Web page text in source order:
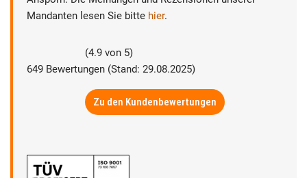
Mandanten lesen Sie bitte hier.
(4.9 von 5)
649 Bewertungen (Stand: 29.08.2025)
Zu den Kundenbewertungen